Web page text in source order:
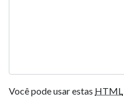
Você pode usar estas HTML